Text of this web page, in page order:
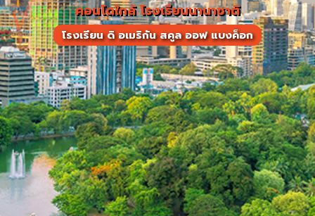
คอนโดใกล้ โรงเรียนนานาชาติ
โรงเรียน ดิ อเมริกัน สคูล ออฟ แบงค็อก